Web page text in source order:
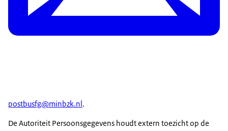
postbusfg@minbzk.nl .
De Autoriteit Persoonsgegevens houdt extern toezicht op de